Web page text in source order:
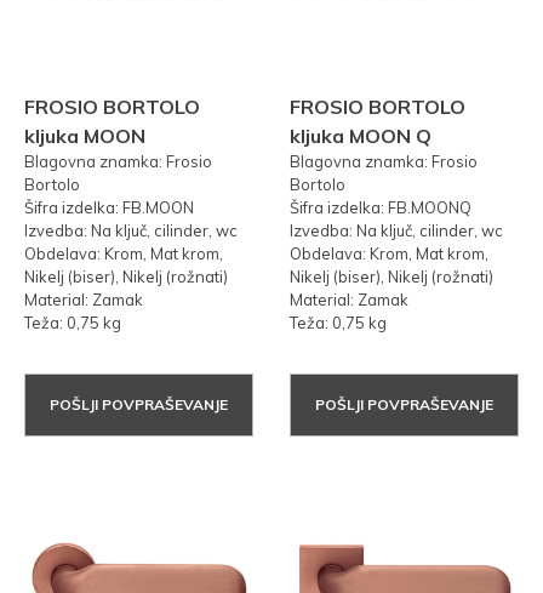
FROSIO BORTOLO
kljuka MOON
Blagovna znamka: Frosio
Bortolo
Šifra izdelka: FB.MOON
Izvedba: Na ključ, cilinder, wc
Obdelava: Krom, Mat krom,
Nikelj (biser), Nikelj (rožnati)
Material: Zamak
Teža: 0,75 kg
POŠLJI POVPRAŠEVANJE
FROSIO BORTOLO
kljuka MOON Q
Blagovna znamka: Frosio
Bortolo
Šifra izdelka: FB.MOONQ
Izvedba: Na ključ, cilinder, wc
Obdelava: Krom, Mat krom,
Nikelj (biser), Nikelj (rožnati)
Material: Zamak
Teža: 0,75 kg
POŠLJI POVPRAŠEVANJE